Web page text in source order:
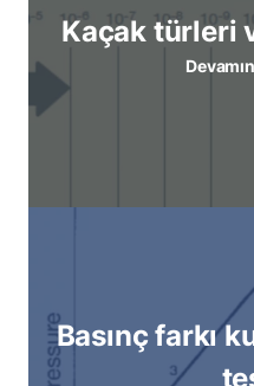
Kaçak türleri
Basınç farkı